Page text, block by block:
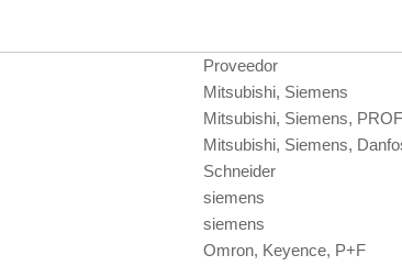
Proveedor
Mitsubishi, Siemens
Mitsubishi, Siemens,
Mitsubishi, Siemens,
Schneider
siemens
siemens
Omron, Keyence, P+F